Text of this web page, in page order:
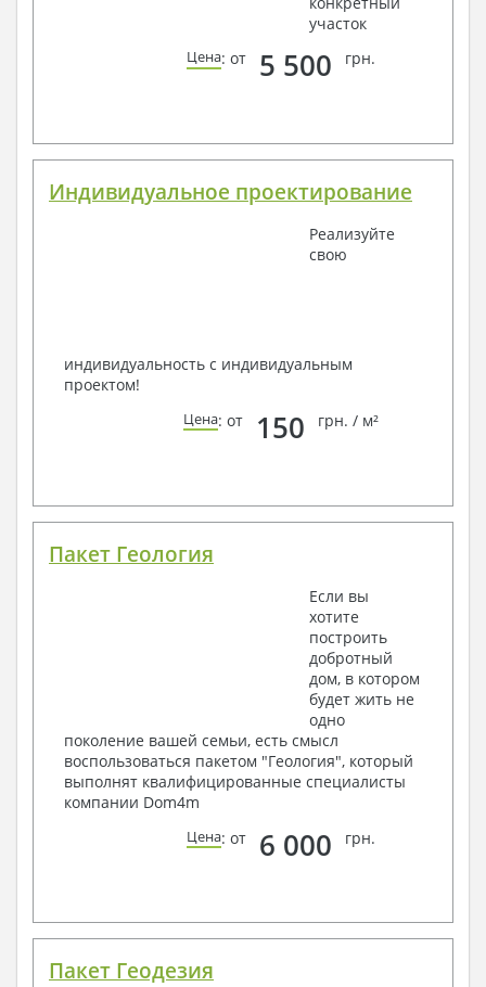
участок
Цена: от 5 500 грн.
Индивидуальное проектирование
Реализуйте
свою
индивидуальность с индивидуальным
проектом!
Цена: от 150 грн. / м²
Пакет Геология
Если вы
хотите
построить
добротный
дом, в котором
будет жить не
одно
поколение вашей семьи, есть смысл
воспользоваться пакетом "Геология", который
выполнят квалифицированные специалисты
компании Dom4m
Цена: от 6 000 грн.
Пакет Геодезия